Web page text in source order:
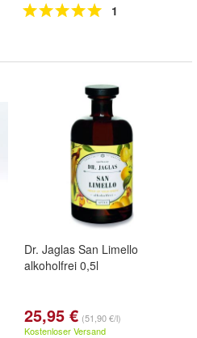
1
Dr. Jaglas San Limello
alkoholfrei 0,5l
25,95 € (51,90 €/l)
Kostenloser Versand